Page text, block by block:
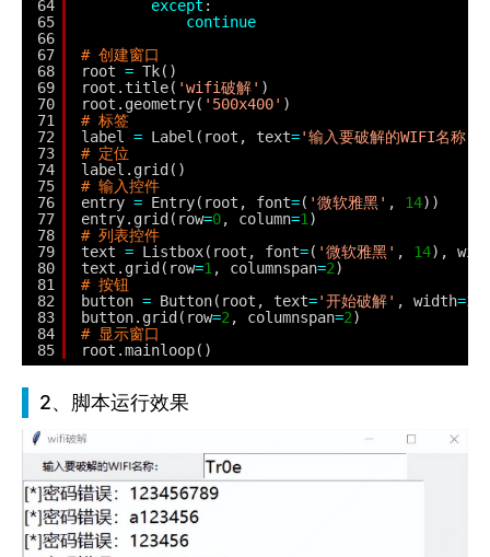
64
65
66
67
68
69
70
71
72
73
74
75
76
77
78
79
80
81
82
83
84
85
except :
continue
# 创建窗口
root = Tk()
root.title( 'wifi破解' )
root.geometry( '500x400' )
# 标签
label = Label(root, text='输入要破解的WIFI名称：'
# 定位
label.grid()
# 输入控件
entry = Entry(root, font=( '微软雅黑' , 14))
entry.grid(row=0, column=1 )
# 列表控件
text = Listbox(root, font=( '微软雅黑' , 14),
text.grid(row=1 , columnspan=2)
# 按钮
button = Button(root, text='开始破解' , width=20
button.grid(row=2 , columnspan=2)
# 显示窗口
root.mainloop()
2、脚本运行效果